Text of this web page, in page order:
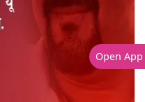
Open App